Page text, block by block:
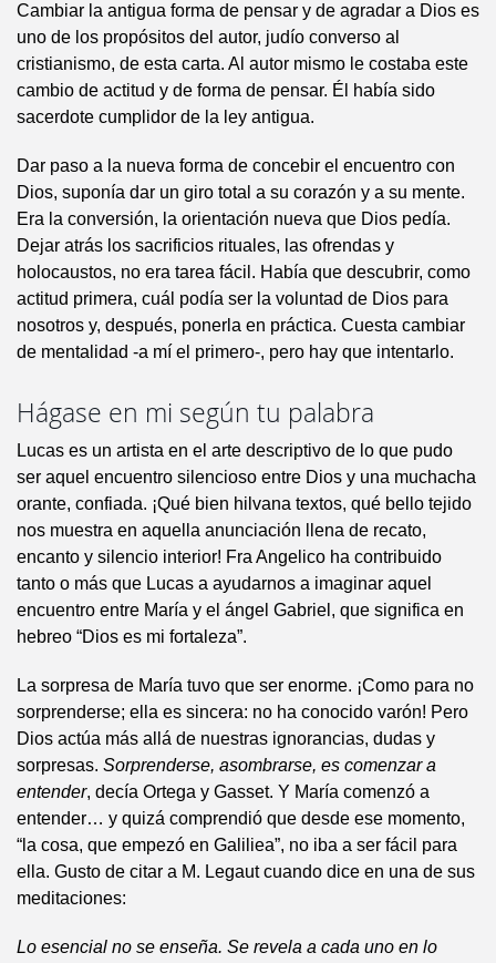
Cambiar la antigua forma de pensar y de agradar a Dios es
uno de los propósitos del autor, judío converso al
cristianismo, de esta carta. Al autor mismo le costaba este
cambio de actitud y de forma de pensar. Él había sido
sacerdote cumplidor de la ley antigua.
Dar paso a la nueva forma de concebir el encuentro con
Dios, suponía dar un giro total a su corazón y a su mente.
Era la conversión, la orientación nueva que Dios pedía.
Dejar atrás los sacrificios rituales, las ofrendas y
holocaustos, no era tarea fácil. Había que descubrir, como
actitud primera, cuál podía ser la voluntad de Dios para
nosotros y, después, ponerla en práctica. Cuesta cambiar
de mentalidad -a mí el primero-, pero hay que intentarlo.
Hágase en mi según tu palabra
Lucas es un artista en el arte descriptivo de lo que pudo
ser aquel encuentro silencioso entre Dios y una muchacha
orante, confiada. ¡Qué bien hilvana textos, qué bello tejido
nos muestra en aquella anunciación llena de recato,
encanto y silencio interior! Fra Angelico ha contribuido
tanto o más que Lucas a ayudarnos a imaginar aquel
encuentro entre María y el ángel Gabriel, que significa en
hebreo “Dios es mi fortaleza”.
La sorpresa de María tuvo que ser enorme. ¡Como para no
sorprenderse; ella es sincera: no ha conocido varón! Pero
Dios actúa más allá de nuestras ignorancias, dudas y
sorpresas. Sorprenderse, asombrarse, es comenzar a
entender, decía Ortega y Gasset. Y María comenzó a
entender… y quizá comprendió que desde ese momento,
“la cosa, que empezó en Galiliea”, no iba a ser fácil para
ella. Gusto de citar a M. Legaut cuando dice en una de sus
meditaciones:
Lo esencial no se enseña. Se revela a cada uno en lo